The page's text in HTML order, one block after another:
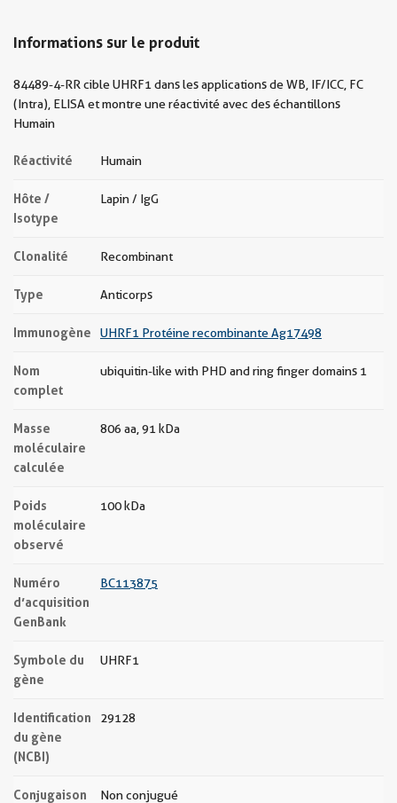
Informations sur le produit
84489-4-RR cible UHRF1 dans les applications de WB, IF/ICC, FC
(Intra), ELISA et montre une réactivité avec des échantillons
Humain
Réactivité Humain
Hôte /
Isotype
Lapin / IgG
Clonalité Recombinant
Type Anticorps
Immunogène UHRF1 Protéine recombinante Ag17498
Nom
complet
ubiquitin-like with PHD and ring finger domains 1
Masse
moléculaire
calculée
806 aa, 91 kDa
Poids
moléculaire
observé
100 kDa
Numéro
d’acquisition
GenBank
BC113875
Symbole du
gène
UHRF1
Identification
du gène
(NCBI)
29128
Conjugaison Non conjugué